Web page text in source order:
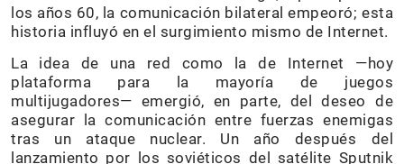
los años 60, la comunicación bilateral empeoró; esta
historia influyó en el surgimiento mismo de Internet.
La idea de una red como la de Internet —hoy
plataforma para la mayoría de juegos
multijugadores— emergió, en parte, del deseo de
asegurar la comunicación entre fuerzas enemigas
tras un ataque nuclear. Un año después del
lanzamiento por los soviéticos del satélite Sputnik